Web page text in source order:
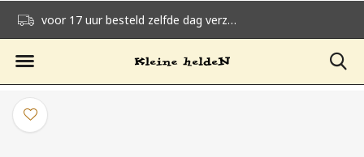
voor 17 uur besteld zelfde dag verzonden